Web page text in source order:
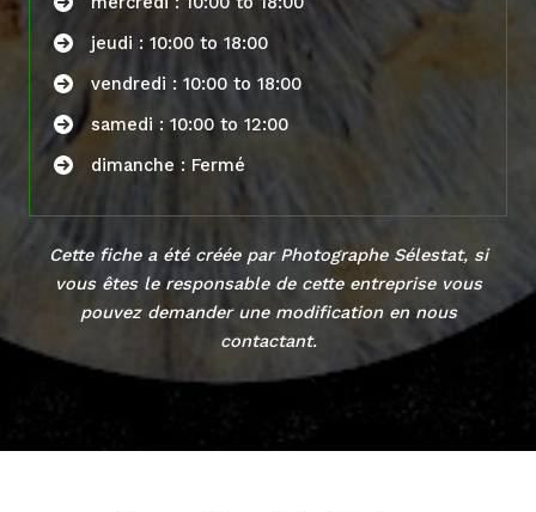
jeudi : 10:00 to 18:00
vendredi : 10:00 to 18:00
samedi : 10:00 to 12:00
dimanche : Fermé
Cette fiche a été créée par Photographe Sélestat, si
vous êtes le responsable de cette entreprise vous
pouvez demander une modification en nous
contactant.